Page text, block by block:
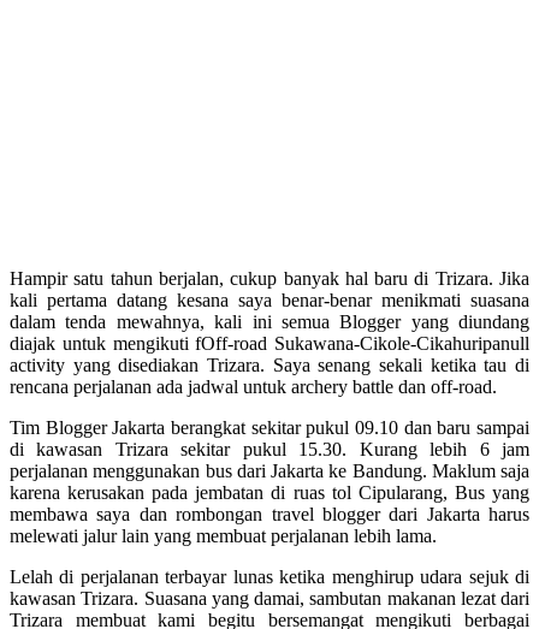
Hampir satu tahun berjalan, cukup banyak hal baru di Trizara. Jika
kali pertama datang kesana saya benar-benar menikmati suasana
dalam tenda mewahnya, kali ini semua Blogger yang diundang
diajak untuk mengikuti fOff-road Sukawana-Cikole-Cikahuripanull
activity yang disediakan Trizara. Saya senang sekali ketika tau di
rencana perjalanan ada jadwal untuk archery battle dan off-road.
Tim Blogger Jakarta berangkat sekitar pukul 09.10 dan baru sampai
di kawasan Trizara sekitar pukul 15.30. Kurang lebih 6 jam
perjalanan menggunakan bus dari Jakarta ke Bandung. Maklum saja
karena kerusakan pada jembatan di ruas tol Cipularang, Bus yang
membawa saya dan rombongan travel blogger dari Jakarta harus
melewati jalur lain yang membuat perjalanan lebih lama.
Lelah di perjalanan terbayar lunas ketika menghirup udara sejuk di
kawasan Trizara. Suasana yang damai, sambutan makanan lezat dari
Trizara membuat kami begitu bersemangat mengikuti berbagai